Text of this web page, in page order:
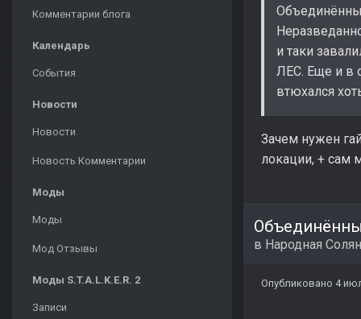
Комментарии блога
Календарь
События
Новости
Новости
Новость Комментарии
Моды
Моды
Мод Отзывы
Моды S.T.A.L.K.E.R. 2
Записи
и таки
ЛЕС. Еще и в
втюхался
Зачем нужен
локации, + сам
в Народная
Опубликовано 4